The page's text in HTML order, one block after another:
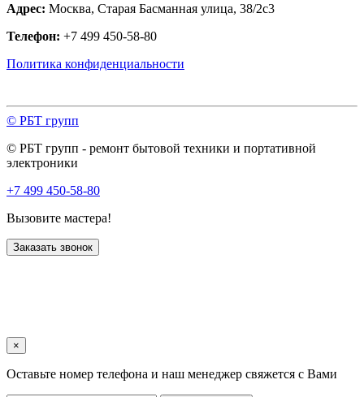
Адрес: Москва, Старая Басманная улица, 38/2с3
Телефон: +7 499 450-58-80
Политика конфиденциальности
© РБТ групп
© РБТ групп - ремонт бытовой техники и портативной
электроники
+7 499 450-58-80
Вызовите мастера!
Заказать звонок
×
Оставьте номер телефона и наш менеджер свяжется с Вами